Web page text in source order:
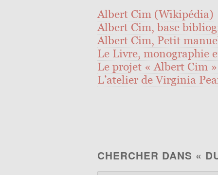
Albert Cim (Wikipédia)
Albert Cim, base
Albert Cim, Petit
Le Livre, monographie
Le projet « Albert Cim
L’atelier de Virginia
CHERCHER DANS «